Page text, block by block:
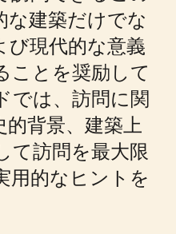
な建築だけでな
び現代的な意義
ことを奨励して
では、訪問に関
背景、建築上
て訪問を最大限
用的なヒントを